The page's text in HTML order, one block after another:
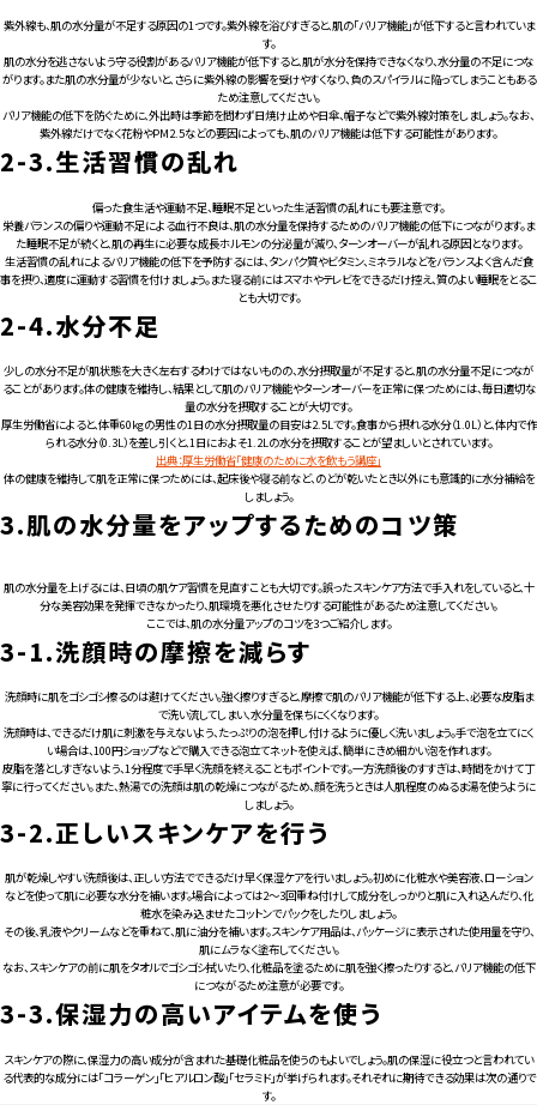
紫外線も、肌の水分量が不足する原因の1つです。紫外線を浴びすぎると、肌の「バリア機能」が低下すると言われていま
す。
肌の水分を逃さないよう守る役割があるバリア機能が低下すると、肌が水分を保持できなくなり、水分量の不足につな
がります。また肌の水分量が少ないと、さらに紫外線の影響を受けやすくなり、負のスパイラルに陥ってしまうこともある
ため注意してください。
バリア機能の低下を防ぐために、外出時は季節を問わず日焼け止めや日傘、帽子などで紫外線対策をしましょう。なお、
紫外線だけでなく花粉やPM2.5などの要因によっても、肌のバリア機能は低下する可能性があります。
2-3.生活習慣の乱れ
偏った食生活や運動不足、睡眠不足といった生活習慣の乱れにも要注意です。
栄養バランスの偏りや運動不足による血行不良は、肌の水分量を保持するためのバリア機能の低下につながります。ま
た睡眠不足が続くと、肌の再生に必要な成長ホルモンの分泌量が減り、ターンオーバーが乱れる原因となります。
生活習慣の乱れによるバリア機能の低下を予防するには、タンパク質やビタミン、ミネラルなどをバランスよく含んだ食
事を摂り、適度に運動する習慣を付けましょう。また寝る前にはスマホやテレビをできるだけ控え、質のよい睡眠をとるこ
とも大切です。
2-4.水分不足
少しの水分不足が肌状態を大きく左右するわけではないものの、水分摂取量が不足すると、肌の水分量不足につなが
ることがあります。体の健康を維持し、結果として肌のバリア機能やターンオーバーを正常に保つためには、毎日適切な
量の水分を摂取することが大切です。
厚生労働省によると、体重60kgの男性の1日の水分摂取量の目安は2.5Lです。食事から摂れる水分（1.0L）と、体内で作
られる水分（0.3L）を差し引くと、1日におよそ1.2Lの水分を摂取することが望ましいとされています。
出典：厚生労働省「健康のために水を飲もう講座」
体の健康を維持して肌を正常に保つためには、起床後や寝る前など、のどが乾いたとき以外にも意識的に水分補給を
しましょう。
3.肌の水分量をアップするためのコツ策
肌の水分量を上げるには、日頃の肌ケア習慣を見直すことも大切です。誤ったスキンケア方法で手入れをしていると、十
分な美容効果を発揮できなかったり、肌環境を悪化させたりする可能性があるため注意してください。
ここでは、肌の水分量アップのコツを3つご紹介します。
3-1.洗顔時の摩擦を減らす
洗顔時に肌をゴシゴシ擦るのは避けてください。強く擦りすぎると、摩擦で肌のバリア機能が低下する上、必要な皮脂ま
で洗い流してしまい、水分量を保ちにくくなります。
洗顔時は、できるだけ肌に刺激を与えないよう、たっぷりの泡を押し付けるように優しく洗いましょう。手で泡を立てにく
い場合は、100円ショップなどで購入できる泡立てネットを使えば、簡単にきめ細かい泡を作れます。
皮脂を落としすぎないよう、1分程度で手早く洗顔を終えることもポイントです。一方洗顔後のすすぎは、時間をかけて丁
寧に行ってください。また、熱湯での洗顔は肌の乾燥につながるため、顔を洗うときは人肌程度のぬるま湯を使うように
しましょう。
3-2.正しいスキンケアを行う
肌が乾燥しやすい洗顔後は、正しい方法でできるだけ早く保湿ケアを行いましょう。初めに化粧水や美容液、ローション
などを使って肌に必要な水分を補います。場合によっては2〜3回重ね付けして成分をしっかりと肌に入れ込んだり、化
粧水を染み込ませたコットンでパックをしたりしましょう。
その後、乳液やクリームなどを重ねて、肌に油分を補います。スキンケア用品は、パッケージに表示された使用量を守り、
肌にムラなく塗布してください。
なお、スキンケアの前に肌をタオルでゴシゴシ拭いたり、化粧品を塗るために肌を強く擦ったりすると、バリア機能の低下
につながるため注意が必要です。
3-3.保湿力の高いアイテムを使う
スキンケアの際に、保湿力の高い成分が含まれた基礎化粧品を使うのもよいでしょう。肌の保湿に役立つと言われてい
る代表的な成分には「コラーゲン」「ヒアルロン酸」「セラミド」が挙げられます。それぞれに期待できる効果は次の通りで
す。